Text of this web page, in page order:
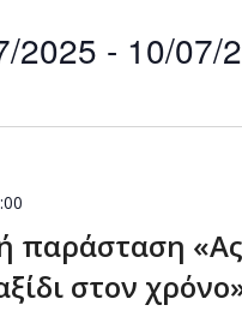
Events
by
2025 - 10/07/
παράσταση
στον